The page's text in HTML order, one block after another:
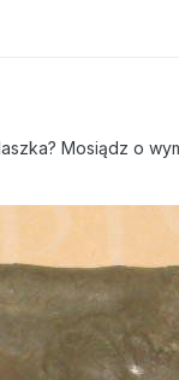
Mosiądz o